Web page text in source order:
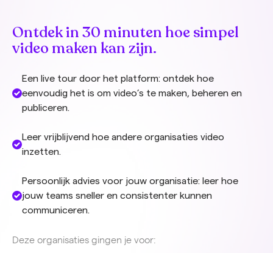
Ontdek in 30 minuten hoe simpel
video maken kan zijn.
Een live tour door het platform: ontdek hoe
eenvoudig het is om video’s te maken, beheren en
publiceren.
Leer vrijblijvend hoe andere organisaties video
inzetten.
Persoonlijk advies voor jouw organisatie: leer hoe
jouw teams sneller en consistenter kunnen
communiceren.
Deze organisaties gingen je voor: